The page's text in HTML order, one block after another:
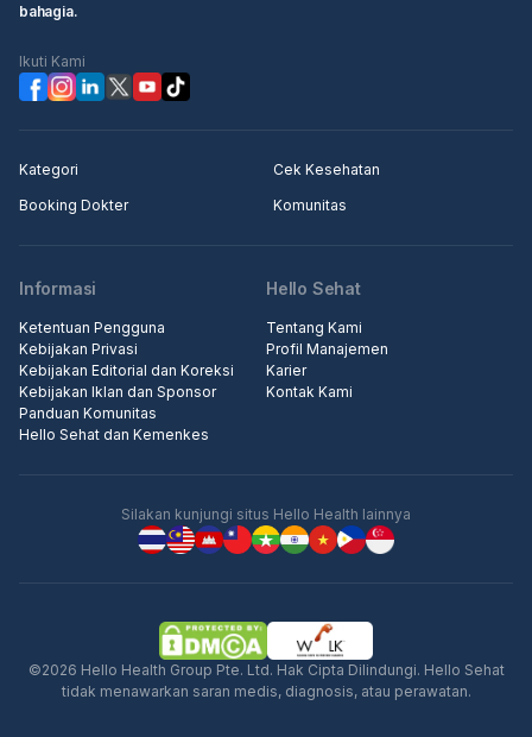
bahagia.
Ikuti Kami
Kategori
Cek Kesehatan
Booking Dokter
Komunitas
Informasi
Ketentuan Pengguna
Kebijakan Privasi
Kebijakan Editorial dan Koreksi
Kebijakan Iklan dan Sponsor
Panduan Komunitas
Hello Sehat dan Kemenkes
Hello Sehat
Tentang Kami
Profil Manajemen
Karier
Kontak Kami
Silakan kunjungi situs Hello Health lainnya
©2026 Hello Health Group Pte. Ltd. Hak Cipta Dilindungi. Hello Sehat
tidak menawarkan saran medis, diagnosis, atau perawatan.